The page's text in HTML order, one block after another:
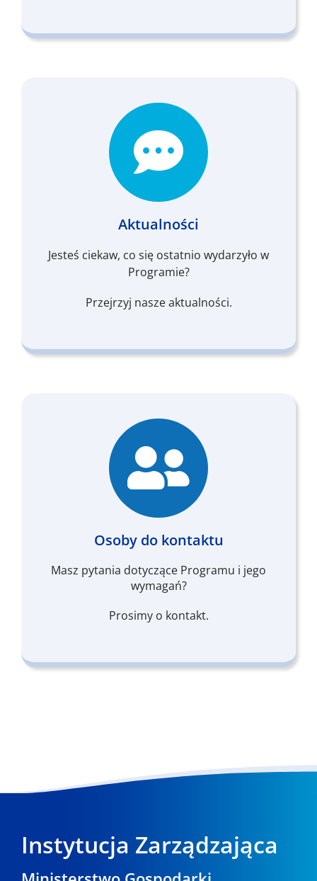
Aktualności
Jesteś ciekaw, co się ostatnio wydarzyło w
Programie?
Przejrzyj nasze aktualności.
Osoby do kontaktu
Masz pytania dotyczące Programu i jego
wymagań?
Prosimy o kontakt.
Instytucja Zarządzająca